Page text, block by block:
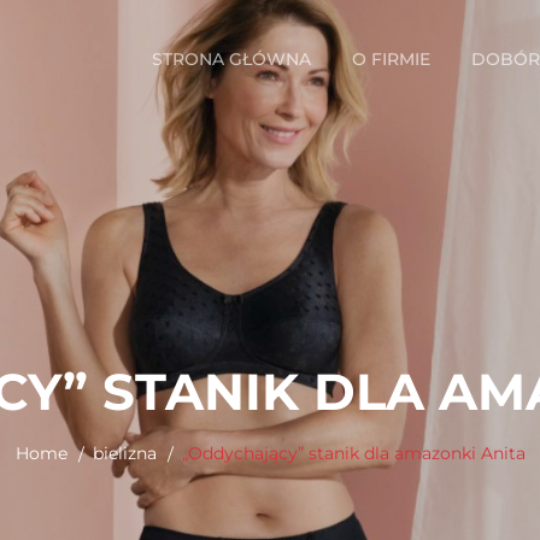
STRONA GŁÓWNA O FIRMIE
STANIK DLA
Home bielizna „Oddychający” stanik dla amazonki Anita